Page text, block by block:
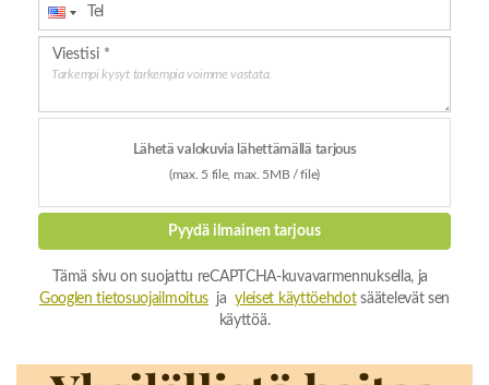
Tarkempi kysyt tarkempia voimme vastata.
Lähetä valokuvia lähettämällä tarjous
(max. 5 file, max. 5MB / file)
Pyydä ilmainen tarjous
Tämä sivu on suojattu reCAPTCHA-kuvavarmennuksella, ja
Googlen tietosuojailmoitus jayleiset käyttöehdotsäätelevät sen
käyttöä.